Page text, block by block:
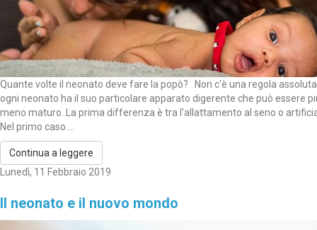
Quante volte il neonato deve fare la popò? Non c'è una regola
ogni neonato ha il suo particolare apparato digerente che può essere
meno maturo. La prima differenza è tra l'allattamento al seno o
Nel primo caso....
Continua a leggere
Lunedì, 11 Febbraio 2019
Il neonato e il nuovo mondo